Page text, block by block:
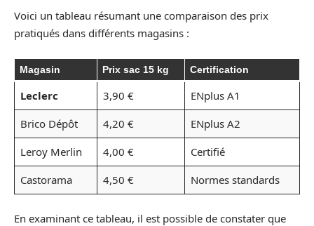
Voici un tableau résumant une comparaison des prix
pratiqués dans différents magasins :
Magasin Prix sac 15 kg Certification
Leclerc 3,90 €
ENplus A1
Brico Dépôt
4,20 €
ENplus A2
Leroy Merlin
4,00 €
Certifié
Castorama
4,50 € Normes standards
En examinant ce tableau, il est possible de constater que